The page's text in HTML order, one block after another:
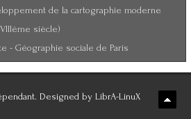
de la cartographie moderne
siècle)
- Géographie sociale de Paris
Designed by LibrA-LinuX